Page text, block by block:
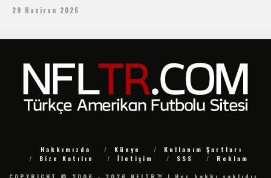
29 Haziran 2026
Hakkımızda Künye
Kullanım Şartları
Bize Katılın
İletişim SSS
Reklam